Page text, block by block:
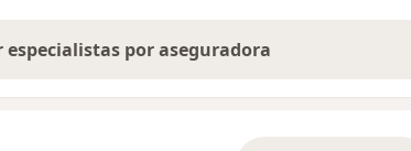
especialistas por aseguradora